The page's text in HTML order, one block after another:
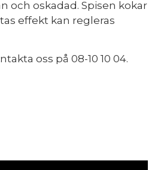
och oskadad. Spisen kokar
effekt kan regleras
oss på 08-10 10 04.